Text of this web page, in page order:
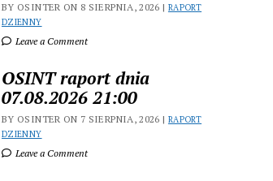
BY OSINTER ON 8 SIERPNIA, 2026 | RAPORT
DZIENNY
Leave a Comment
OSINT raport dnia
07.08.2026 21:00
BY OSINTER ON 7 SIERPNIA, 2026 | RAPORT
DZIENNY
Leave a Comment